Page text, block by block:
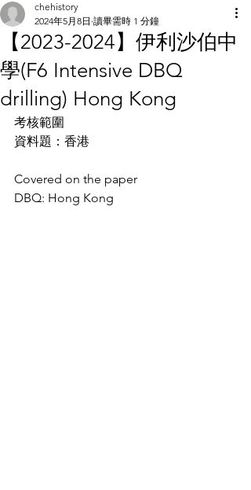
【2023-2024】伊利沙伯中
學(F6 Intensive DBQ
drilling) Hong Kong
chehistory
2024年5月8日 讀畢需時 1 分鐘
考核範圍
資料題：香港
Covered on the paper
DBQ: Hong Kong